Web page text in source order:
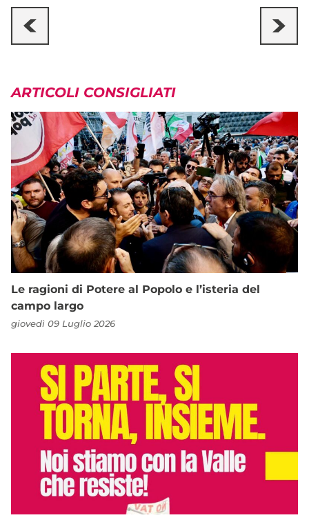
ARTICOLI CONSIGLIATI
Le ragioni di Potere al Popolo e l’isteria del
campo largo
giovedì 09 Luglio 2026